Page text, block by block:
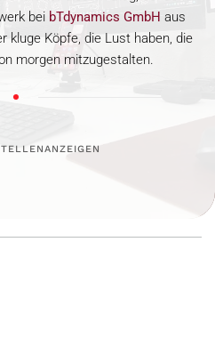
bei bTdynamics GmbH aus
kluge Köpfe, die Lust haben, die
morgen mitzugestalten.